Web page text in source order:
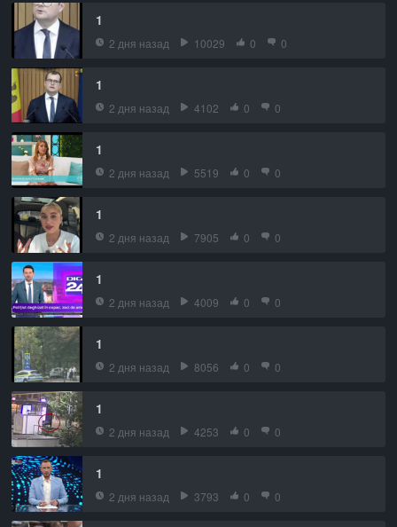
1
2 дня назад 10029 0 0
1
2 дня назад 4102 0 0
1
2 дня назад 5519 0 0
1
2 дня назад 7905 0 0
1
2 дня назад 4009 0 0
1
2 дня назад 8056 0 0
1
2 дня назад 4253 0 0
1
2 дня назад 3793 0 0